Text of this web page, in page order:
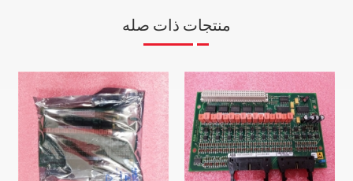
منتجات ذات صله